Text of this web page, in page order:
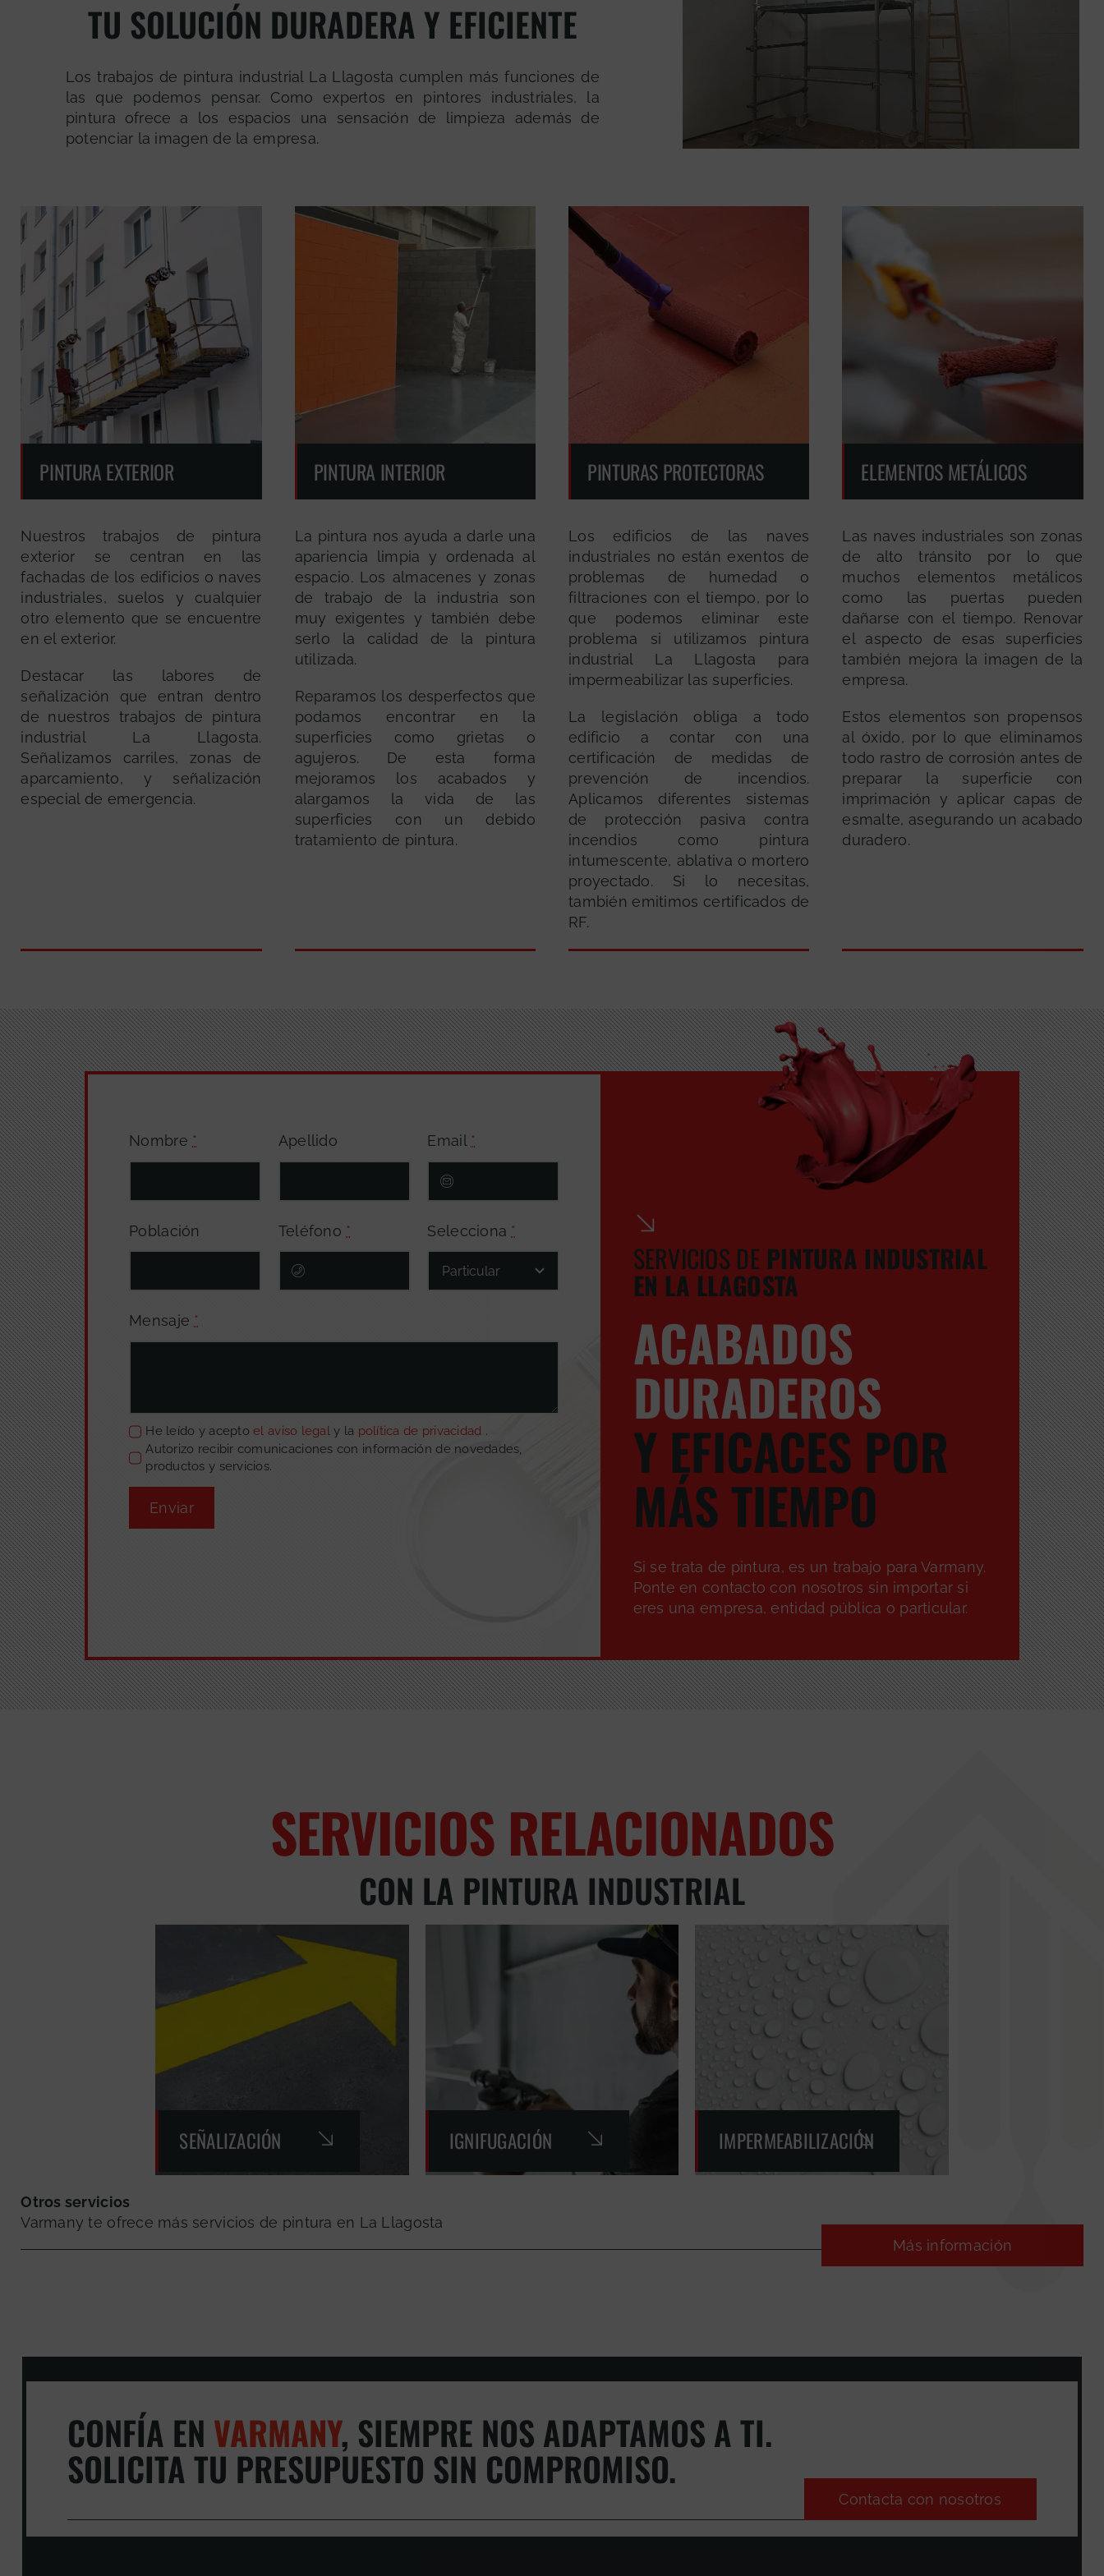
TU SOLUCIÓN DURADERA Y EFICIENTE
Los trabajos de pintura industrial La Llagosta cumplen más funciones de
las que podemos pensar. Como expertos en pintores industriales, la
pintura ofrece a los espacios una sensación de limpieza además de
potenciar la imagen de la empresa.
PINTURA EXTERIOR
Nuestros trabajos de pintura
exterior se centran en las
fachadas de los edificios o naves
industriales, suelos y cualquier
otro elemento que se encuentre
en el exterior.
Destacar las labores de
señalización que entran dentro
de nuestros trabajos de pintura
industrial La Llagosta.
Señalizamos carriles, zonas de
aparcamiento, y señalización
especial de emergencia.
PINTURA INTERIOR
La pintura nos ayuda a darle una
apariencia limpia y ordenada al
espacio. Los almacenes y zonas
de trabajo de la industria son
muy exigentes y también debe
serlo la calidad de la pintura
utilizada.
Reparamos los desperfectos que
podamos encontrar en la
superficies como grietas o
agujeros. De esta forma
mejoramos los acabados y
alargamos la vida de las
superficies con un debido
tratamiento de pintura.
PINTURAS PROTECTORAS
Los edificios de las naves
industriales no están exentos de
problemas de humedad o
filtraciones con el tiempo, por lo
que podemos eliminar este
problema si utilizamos pintura
industrial La Llagosta para
impermeabilizar las superficies.
La legislación obliga a todo
edificio a contar con una
certificación de medidas de
prevención de incendios.
Aplicamos diferentes sistemas
de protección pasiva contra
incendios como pintura
intumescente, ablativa o mortero
proyectado. Si lo necesitas,
también emitimos certificados de
RF.
ELEMENTOS METÁLICOS
Las naves industriales son zonas
de alto tránsito por lo que
muchos elementos metálicos
como las puertas pueden
dañarse con el tiempo. Renovar
el aspecto de esas superficies
también mejora la imagen de la
empresa.
Estos elementos son propensos
al óxido, por lo que eliminamos
todo rastro de corrosión antes de
preparar la superficie con
imprimación y aplicar capas de
esmalte, asegurando un acabado
duradero.
Nombre * Apellido Email *
Población Teléfono * Selecciona *
Mensaje *
He leído y aceptoel aviso legaly la política de privacidad .
Autorizo recibir comunicaciones con información de novedades,
productos y servicios.
Enviar
SERVICIOS DE PINTURA INDUSTRIAL
EN LA LLAGOSTA
ACABADOS
DURADEROS
Y EFICACES POR
MÁS TIEMPO
Si se trata de pintura, es un trabajo para Varmany.
Ponte en contacto con nosotros sin importar si
eres una empresa, entidad pública o particular.
SERVICIOS RELACIONADOS
CON LA PINTURA INDUSTRIAL
SEÑALIZACIÓN IGNIFUGACIÓN IMPERMEABILIZACIÓN
Otros servicios
Varmany te ofrece más servicios de pintura en La Llagosta
Más información
CONFÍA EN VARMANY, SIEMPRE NOS ADAPTAMOS A TI.
SOLICITA TU PRESUPUESTO SIN COMPROMISO.
Contacta con nosotros
GRATUITA